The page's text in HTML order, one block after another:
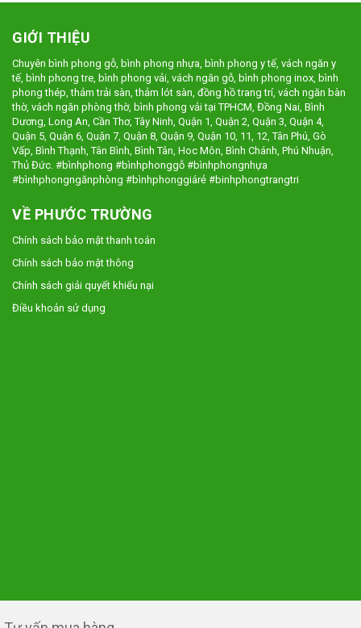
GIỚI THIỆU
Chuyên bình phong gỗ, bình phong nhựa, bình phong y tế, vách ngăn y
tế, bình phong tre, bình phong vải, vách ngăn gỗ, bình phong inox, bình
phong thép, thảm trải sàn, thảm lót sàn, đồng hồ trang trí, vách ngăn bàn
thờ, vách ngăn phòng thờ, bình phong vải tại TPHCM, Đồng Nai, Bình
Dương, Long An, Cần Thơ, Tây Ninh, Quận 1, Quận 2, Quận 3, Quận 4,
Quận 5, Quận 6, Quận 7, Quận 8, Quận 9, Quận 10, 11, 12, Tân Phú, Gò
Vấp, Bình Thạnh, Tân Bình, Bình Tân, Hoc Môn, Bình Chánh, Phú Nhuận,
Thủ Đức. #bìnhphong #bìnhphonggỗ #bìnhphongnhựa
#bìnhphongngănphòng #bìnhphonggiárẻ #binhphongtrangtri
VỀ PHƯỚC TRƯỜNG
Chính sách bảo mật thanh toán
Chính sách bảo mật thông
Chính sách giải quyết khiếu nại
Điều khoản sử dụng